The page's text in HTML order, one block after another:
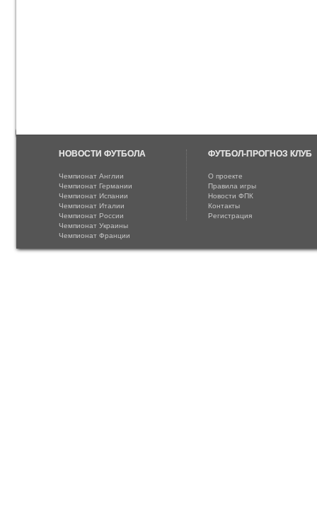
НОВОСТИ ФУТБОЛА
Чемпионат Англии
Чемпионат Германии
Чемпионат Испании
Чемпионат Италии
Чемпионат России
Чемпионат Украины
Чемпионат Франции
ФУТБОЛ-ПРОГНОЗ КЛУБ
О проекте
Правила игры
Новости ФПК
Контакты
Регистрация